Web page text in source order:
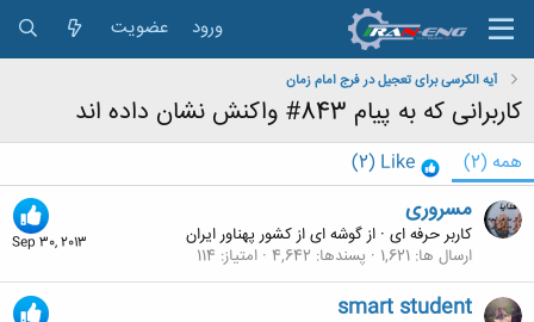
ورود عضویت
آیه الکرسی برای تعجیل در فرج امام زمان
کاربرانی که به پیام 843# واکنش نشان داده اند
همه (2)
Like
(2)
Sep 30, 2013
مسروری
کاربر حرفه ای · ازگوشه ای از کشور پهناور ایران
ارسال ها 1,621 پسندها 4,642 امتیاز 114
smart student